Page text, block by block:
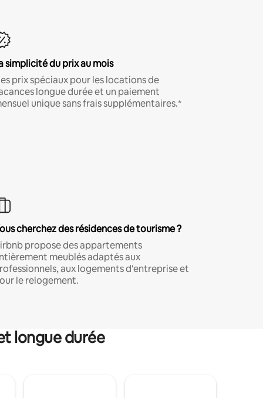
simplicité du prix au mois
prix spéciaux pour les locations de
longue durée et un paiement
unique sans frais supplémentaires.*
cherchez des résidences de tourisme ?
propose des appartements
meublés adaptés aux
aux logements d'entreprise et
le relogement.
longue durée